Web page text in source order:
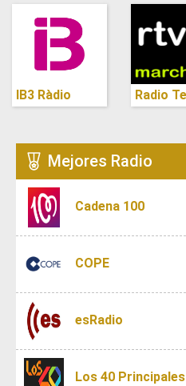
IB3 Ràdio
Mejores Radio
Cadena 100
COPE
esRadio
Los 40 Principales